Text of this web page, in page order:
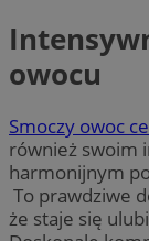
owocu
Smoczy owoc
również swoim
harmonijnym
To prawdziwe
że staje się